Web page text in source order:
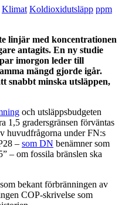
Klimat Koldioxidutsläpp ppm
linjär med koncentrationen
antagits. En ny studie
imorgon leder till
mängd gjorde igår.
snabbt minska utsläppen,
och utsläppsbudgeten
1,5 gradersgränsen förväntas
huvudfrågorna under FN:s
– som DN benämner som
– om fossila bränslen ska
bekant förbränningen av
COP-skrivelse som